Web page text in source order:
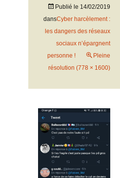
Publié le 14/02/2019
dansCyber harcèlement :
les dangers des réseaux
sociaux n’épargnent
personne !
Pleine
résolution (778 × 1600)